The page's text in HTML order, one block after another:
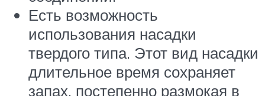
Есть возможность
использования насадки
твердого типа. Этот вид насадки
длительное время сохраняет
запах, постепенно размокая в